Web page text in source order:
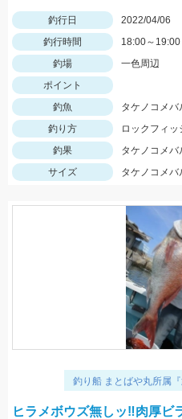
釣行日
2022/04/06
釣行時間
18:00～19:00
釣場
一色周辺
ポイント
釣魚
タケノコメバ
釣り方
ロックフィッ
釣果
タケノコメバ
サイズ
タケノコメバ
釣り船 まとばや丸所属『
ヒラメボウズ無しッ‼︎肉厚ビ